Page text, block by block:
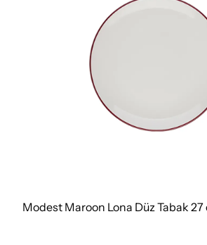
Modest Maroon Lona Düz Tabak 27